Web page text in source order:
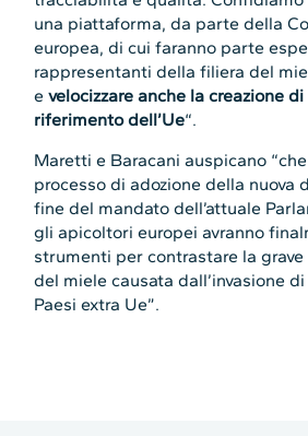
una piattaforma, da parte della
europea, di cui faranno parte
rappresentanti della filiera del
evelocizzare anche la creazione
riferimento dell’Ue“.
Maretti e Baracani auspicano
processo di adozione della nuova
fine del mandato dell’attuale
gli apicoltori europei avranno
strumenti per contrastare la
del miele causata dall’invasione
Paesi extra Ue”.